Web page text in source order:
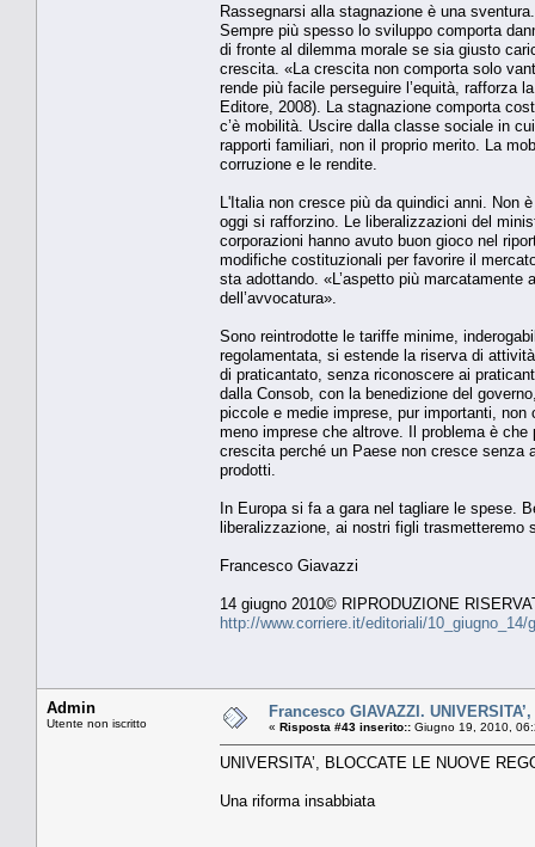
Rassegnarsi alla stagnazione è una
Sempre più spesso lo sviluppo comporta
di fronte al dilemma morale se sia giusto
crescita. «La crescita non comporta solo
rende più facile perseguire l’equità, rafforza
Editore, 2008). La stagnazione comporta
c’è mobilità. Uscire dalla classe sociale in
rapporti familiari, non il proprio merito. La
corruzione e le rendite.
L'Italia non cresce più da quindici anni. Non
oggi si rafforzino. Le liberalizzazioni del
corporazioni hanno avuto buon gioco nel
modifiche costituzionali per favorire il
sta adottando. «L’aspetto più
dell’avvocatura».
Sono reintrodotte le tariffe minime,
regolamentata, si estende la riserva di
di praticantato, senza riconoscere ai
dalla Consob, con la benedizione del
piccole e medie imprese, pur importanti,
meno imprese che altrove. Il problema è che
crescita perché un Paese non cresce senza
prodotti.
In Europa si fa a gara nel tagliare le spese.
liberalizzazione, ai nostri figli
Francesco Giavazzi
14 giugno 2010© RIPRODUZIONE
http://www.corriere.it/editoriali/
Admin
Utente non iscritto
Francesco GIAVAZZI.
« Risposta #43 inserito:: Giugno 19, 2010,
UNIVERSITA’, BLOCCATE LE NUOVE
Una riforma insabbiata